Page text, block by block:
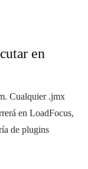
en
Cualquier .jmx
en LoadFocus,
de plugins